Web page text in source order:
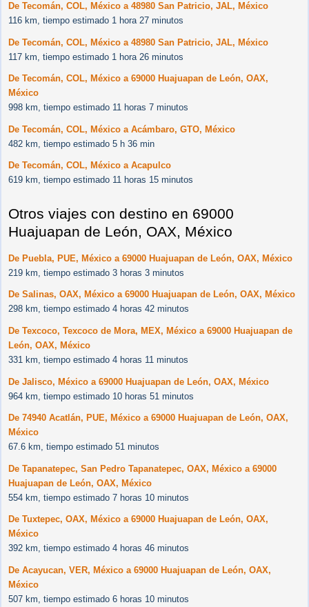
De Tecomán, COL, México a 48980 San Patricio, JAL, México
116 km, tiempo estimado 1 hora 27 minutos
De Tecomán, COL, México a 48980 San Patricio, JAL, México
117 km, tiempo estimado 1 hora 26 minutos
De Tecomán, COL, México a 69000 Huajuapan de León, OAX,
México
998 km, tiempo estimado 11 horas 7 minutos
De Tecomán, COL, México a Acámbaro, GTO, México
482 km, tiempo estimado 5 h 36 min
De Tecomán, COL, México a Acapulco
619 km, tiempo estimado 11 horas 15 minutos
Otros viajes con destino en 69000
Huajuapan de León, OAX, México
De Puebla, PUE, México a 69000 Huajuapan de León, OAX, México
219 km, tiempo estimado 3 horas 3 minutos
De Salinas, OAX, México a 69000 Huajuapan de León, OAX, México
298 km, tiempo estimado 4 horas 42 minutos
De Texcoco, Texcoco de Mora, MEX, México a 69000 Huajuapan de
León, OAX, México
331 km, tiempo estimado 4 horas 11 minutos
De Jalisco, México a 69000 Huajuapan de León, OAX, México
964 km, tiempo estimado 10 horas 51 minutos
De 74940 Acatlán, PUE, México a 69000 Huajuapan de León, OAX,
México
67.6 km, tiempo estimado 51 minutos
De Tapanatepec, San Pedro Tapanatepec, OAX, México a 69000
Huajuapan de León, OAX, México
554 km, tiempo estimado 7 horas 10 minutos
De Tuxtepec, OAX, México a 69000 Huajuapan de León, OAX,
México
392 km, tiempo estimado 4 horas 46 minutos
De Acayucan, VER, México a 69000 Huajuapan de León, OAX,
México
507 km, tiempo estimado 6 horas 10 minutos